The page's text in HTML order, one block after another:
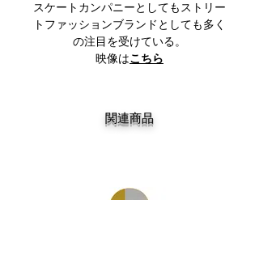
スケートカンパニーとしてもストリー
トファッションブランドとしても多く
の注目を受けている。
映像はこちら
関連商品